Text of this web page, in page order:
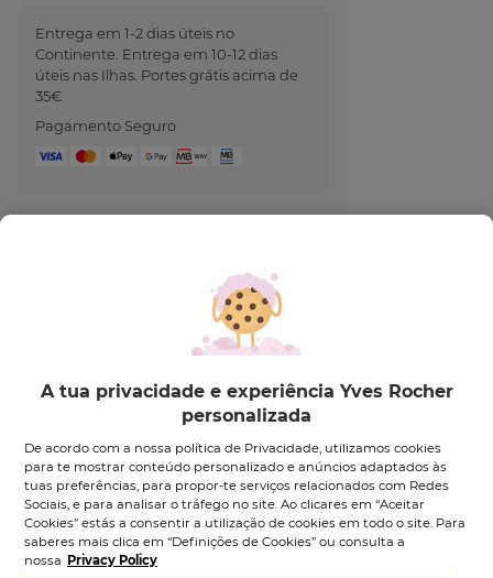
Entrega em 1-2 dias úteis no
Continente. Entrega em 10-12 dias
úteis nas Ilhas. Portes grátis acima de
35€
Pagamento Seguro
OFERTA Bálsamo Lábios na
compra de 2 produtos de
AMáscara Miraculeuse Définitionproporciona um
efeito depestanas multiplicadas,combinando
volume,comprimento,curvaturae definição
pestana a pestana para um olhar 2x* mais intenso e
A tua privacidade e experiência Yves Rocher
personalizada
De acordo com a nossa política de Privacidade, utilizamos cookies
para te mostrar conteúdo personalizado e anúncios adaptados às
tuas preferências, para propor-te serviços relacionados com Redes
Sociais, e para analisar o tráfego no site. Ao clicares em “Aceitar
Cookies” estás a consentir a utilização de cookies em todo o site. Para
saberes mais clica em “Definições de Cookies” ou consulta a
nossa Privacy Policy